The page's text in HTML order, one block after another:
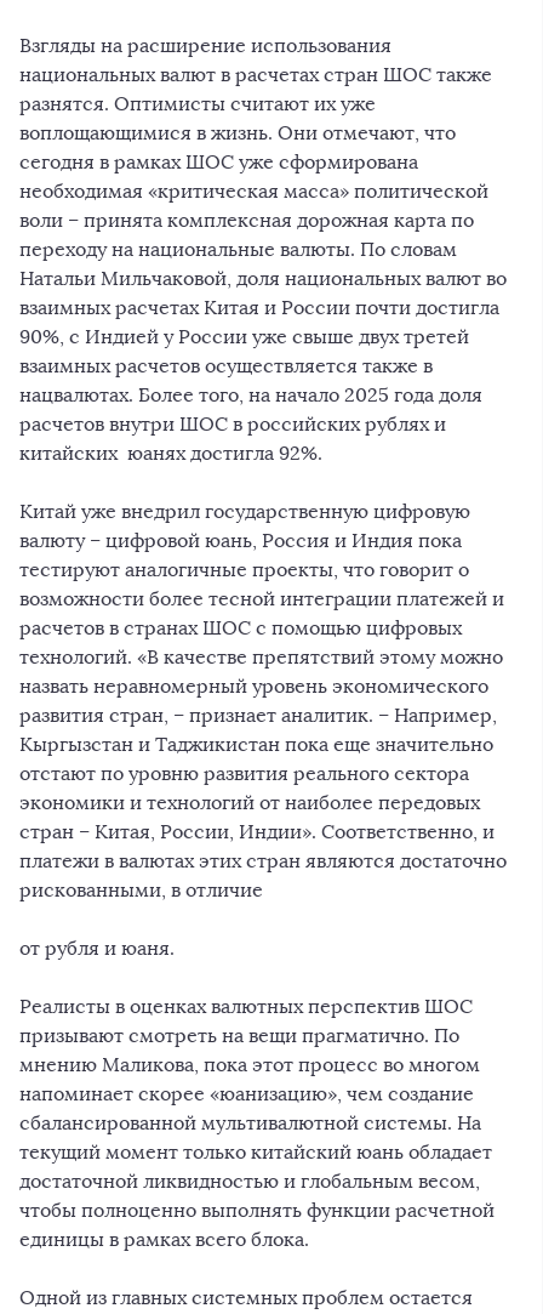
Взгляды на расширение использования
национальных валют в расчетах стран ШОС также
разнятся. Оптимисты считают их уже
воплощающимися в жизнь. Они отмечают, что
сегодня в рамках ШОС уже сформирована
необходимая «критическая масса» политической
воли – принята комплексная дорожная карта по
переходу на национальные валюты. По словам
Натальи Мильчаковой, доля национальных валют во
взаимных расчетах Китая и России почти достигла
90%, с Индией у России уже свыше двух третей
взаимных расчетов осуществляется также в
нацвалютах. Более того, на начало 2025 года доля
расчетов внутри ШОС в российских рублях и
китайских юанях достигла 92%.
Китай уже внедрил государственную цифровую
валюту – цифровой юань, Россия и Индия пока
тестируют аналогичные проекты, что говорит о
возможности более тесной интеграции платежей и
расчетов в странах ШОС с помощью цифровых
технологий. «В качестве препятствий этому можно
назвать неравномерный уровень экономического
развития стран, – признает аналитик. – Например,
Кыргызстан и Таджикистан пока еще значительно
отстают по уровню развития реального сектора
экономики и технологий от наиболее передовых
стран – Китая, России, Индии». Соответственно, и
платежи в валютах этих стран являются достаточно
рискованными, в отличие
от рубля и юаня.
Реалисты в оценках валютных перспектив ШОС
призывают смотреть на вещи прагматично. По
мнению Маликова, пока этот процесс во многом
напоминает скорее «юанизацию», чем создание
сбалансированной мультивалютной системы. На
текущий момент только китайский юань обладает
достаточной ликвидностью и глобальным весом,
чтобы полноценно выполнять функции расчетной
единицы в рамках всего блока.
Одной из главных системных проблем остается